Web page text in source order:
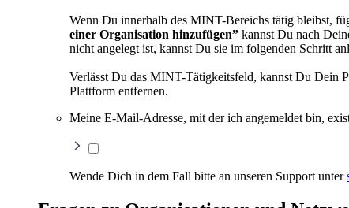
Wenn Du innerhalb des MINT-Bereichs tätig bleibst,
einer Organisation hinzufügen” kannst Du nach
nicht angelegt ist, kannst Du sie im folgenden Schritt
Verlässt Du das MINT-Tätigkeitsfeld, kannst Du Dein
Plattform entfernen.
Meine E-Mail-Adresse, mit der ich angemeldet bin,
Wende Dich in dem Fall bitte an unseren Support unter